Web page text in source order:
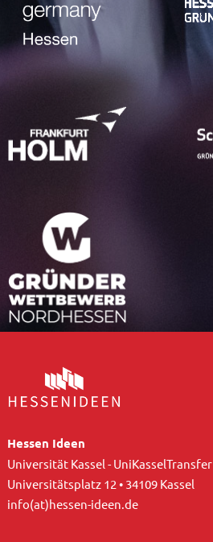
Hessen Ideen
Universität Kassel - UniKasselTransfer
Universitätsplatz 12 • 34109 Kassel
info(at)hessen-ideen.de